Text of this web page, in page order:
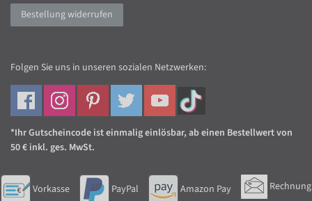
Bestellung widerrufen
Folgen Sie uns in unseren sozialen Netzwerken:
*Ihr Gutscheincode ist einmalig einlösbar, ab einen Bestellwert von
50 € inkl. ges. MwSt.
Vorkasse PayPal Amazon Pay Rechnung